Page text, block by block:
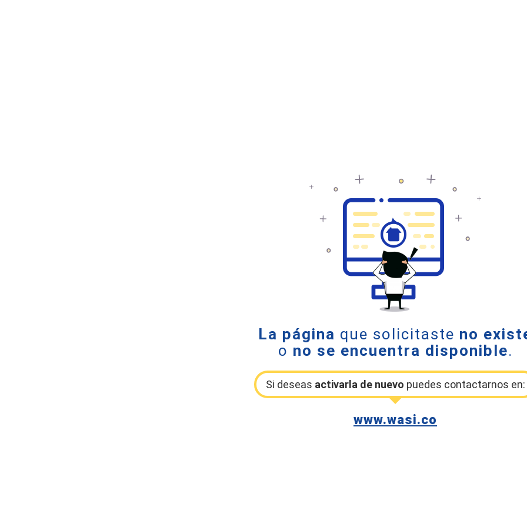
La página que solicitaste no
o no se encuentra disponible.
Si deseas activarla de nuevo puedes contactarnos en:
www.wasi.co